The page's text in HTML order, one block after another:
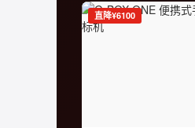
直降¥6100